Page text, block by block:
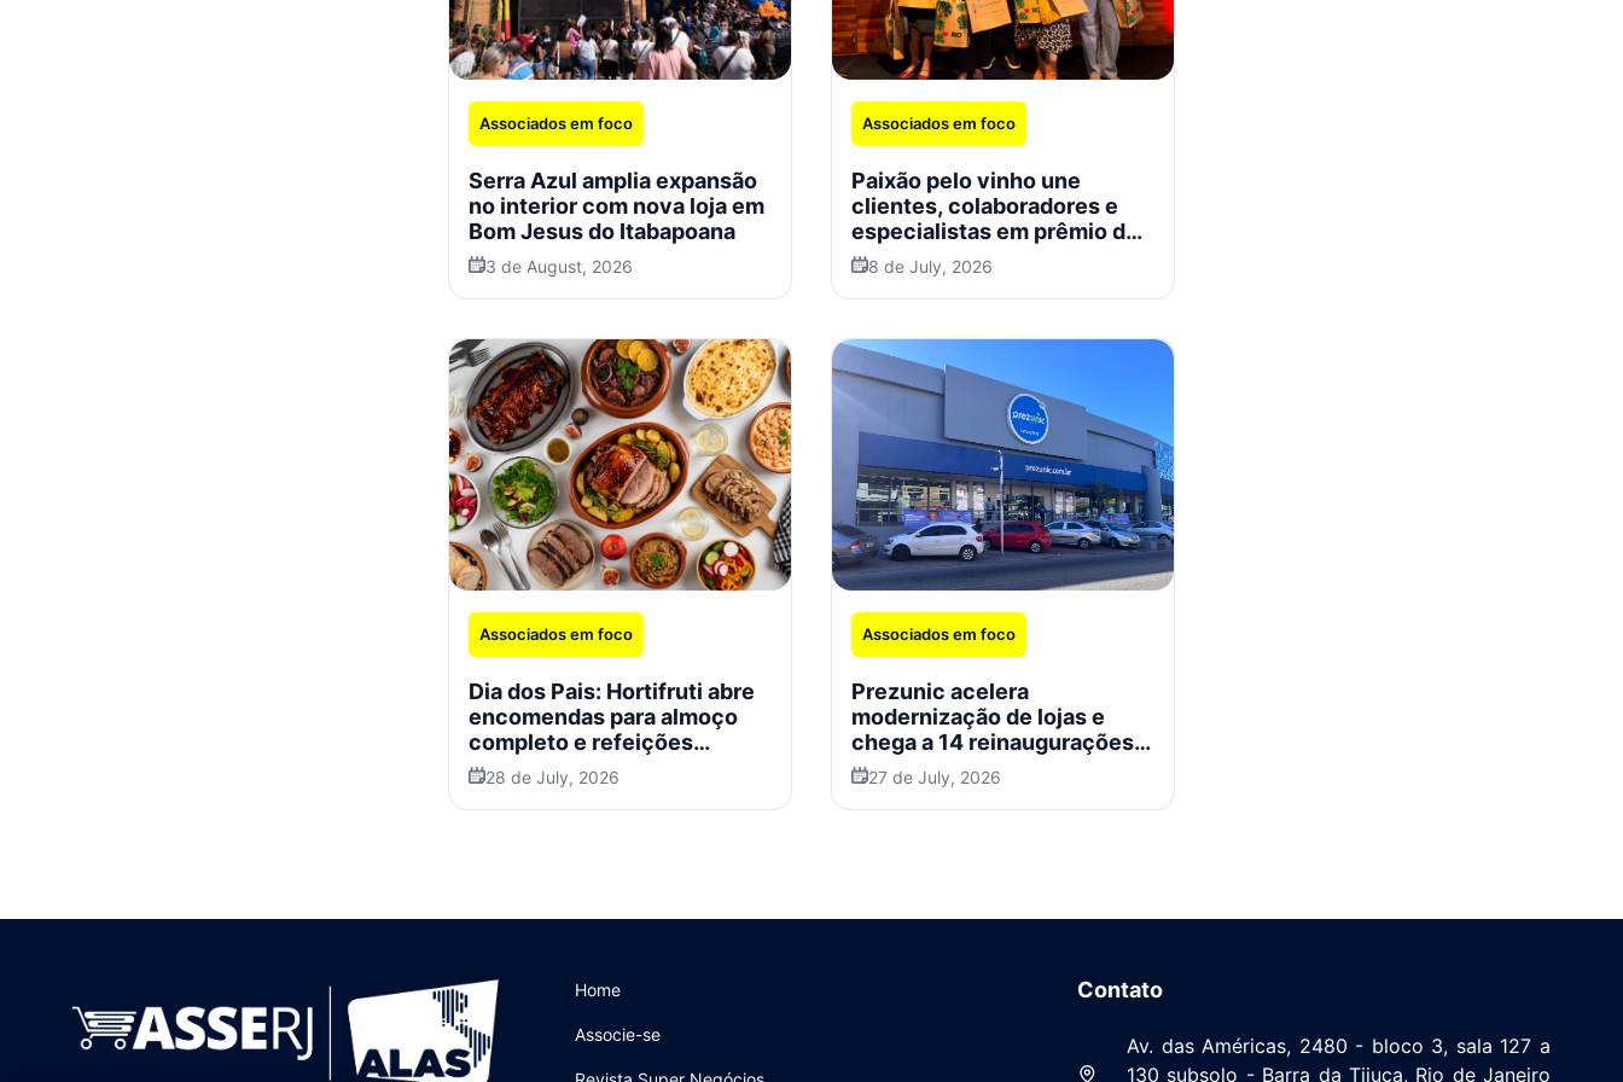
Associados em foco
Serra Azul amplia expansão
no interior com nova loja em
Bom Jesus do Itabapoana
3 de August, 2026
Associados em foco
Paixão pelo vinho une
clientes, colaboradores e
especialistas em prêmio do
Zona Sul
8 de July, 2026
Associados em foco
Dia dos Pais: Hortifruti abre
encomendas para almoço
completo e refeições
especiais
28 de July, 2026
Associados em foco
Prezunic acelera
modernização de lojas e
chega a 14 reinaugurações
no Rio em 2026
27 de July, 2026
Home
Associe-se
Contato
Av. das Américas, 2480 - bloco 3, sala 127 a
130 subsolo - Barra da Tijuca, Rio de Janeiro